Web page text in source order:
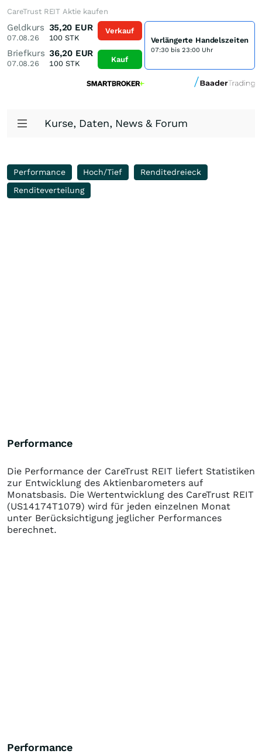
CareTrust REIT Aktie kaufen
Geldkurs
07.08.26
35,20 EUR
100 STK
Briefkurs
07.08.26
36,20 EUR
100STK
Verkauf
Kauf
Verlängerte Handelszeiten
07:30 bis 23:00 Uhr
Kurse, Daten, News & Forum
Performance Hoch/Tief
Renditedreieck
Renditeverteilung
Performance
Die Performance der CareTrust REIT liefert Statistiken
zur Entwicklung des Aktienbarometers auf
Monatsbasis. Die Wertentwicklung des CareTrust REIT
(US14174T1079) wird für jeden einzelnen Monat
unter Berücksichtigung jeglicher Performances
berechnet.
Performance